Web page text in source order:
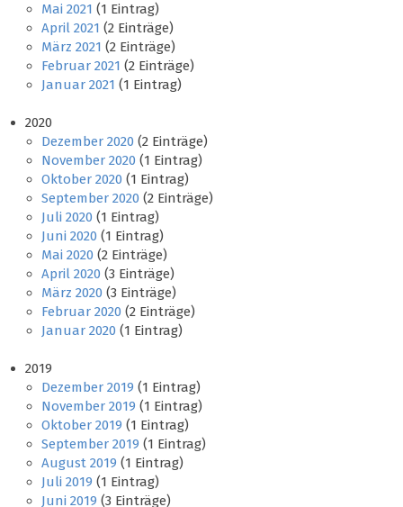
Mai 2021 (1 Eintrag)
April 2021 (2 Einträge)
März 2021 (2 Einträge)
Februar 2021 (2 Einträge)
Januar 2021 (1 Eintrag)
2020
Dezember 2020 (2 Einträge)
November 2020 (1 Eintrag)
Oktober 2020 (1 Eintrag)
September 2020 (2 Einträge)
Juli 2020 (1 Eintrag)
Juni 2020 (1 Eintrag)
Mai 2020 (2 Einträge)
April 2020 (3 Einträge)
März 2020 (3 Einträge)
Februar 2020 (2 Einträge)
Januar 2020 (1 Eintrag)
2019
Dezember 2019 (1 Eintrag)
November 2019 (1 Eintrag)
Oktober 2019 (1 Eintrag)
September 2019 (1 Eintrag)
August 2019 (1 Eintrag)
Juli 2019 (1 Eintrag)
Juni 2019 (3 Einträge)